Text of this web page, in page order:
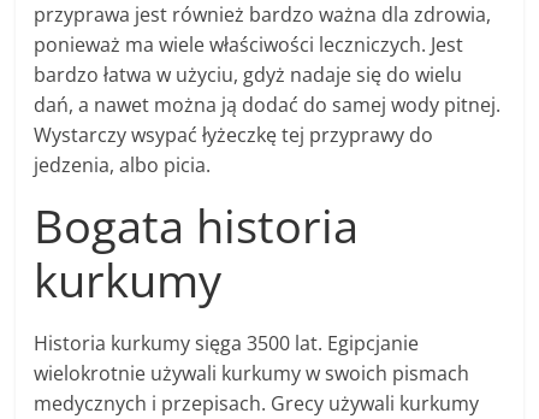
przyprawa jest również bardzo ważna dla zdrowia,
ponieważ ma wiele właściwości leczniczych. Jest
bardzo łatwa w użyciu, gdyż nadaje się do wielu
dań, a nawet można ją dodać do samej wody pitnej.
Wystarczy wsypać łyżeczkę tej przyprawy do
jedzenia, albo picia.
Bogata historia
kurkumy
Historia kurkumy sięga 3500 lat. Egipcjanie
wielokrotnie używali kurkumy w swoich pismach
medycznych i przepisach. Grecy używali kurkumy